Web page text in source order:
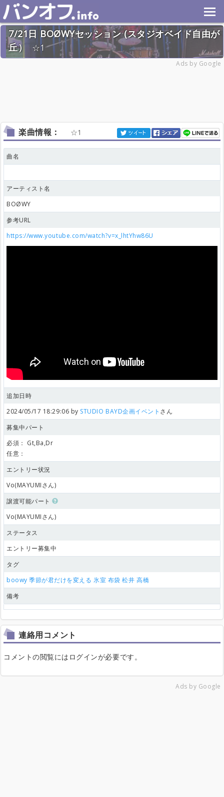
7/21日 BOØWYセッション (スタジオベイド自由が
丘）
1
Ads by Google
楽曲情報： 1
曲名
アーティスト名
BOØWY
参考URL
https://www.youtube.com/watch?v=x_lhtYhw86U
追加日時
2024/05/17 18:29:06 by STUDIO BAYD企画イベント さん
募集中パート
必須： Gt,Ba,Dr
任意：
エントリー状況
Vo(MAYUMIさん)
譲渡可能パート
Vo(MAYUMIさん)
ステータス
エントリー募集中
タグ
boowy 季節が君だけを変える 氷室 布袋 松井 高橋
備考
連絡用コメント
コメントの閲覧にはログインが必要です。
Ads by Google